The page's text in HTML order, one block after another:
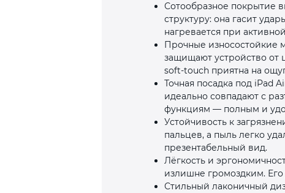
Сотообразное покрытие
структуру: она гасит
нагревается при
Прочные износостойкие
защищают устройство от
soft‑touch приятна на
Точная посадка под iPad
идеально совпадают с
функциям — полным и
Устойчивость к
пальцев, а пыль легко
презентабельный вид.
Лёгкость и
излишне громоздким. Его
Стильный лаконичный